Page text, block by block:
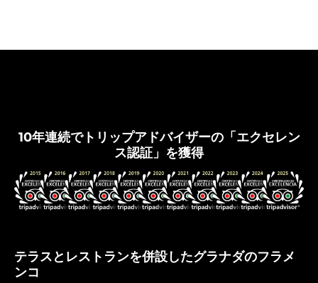
10年連続でトリップアドバイザーの「エクセレン
ス認証」を獲得
テラスとレストランを併設したグラナダのフラメ
ンコ